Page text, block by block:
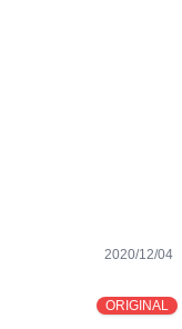
2020/12/04
ORIGINAL